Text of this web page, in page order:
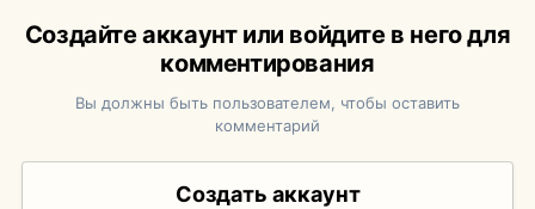
Создайте аккаунт или войдите в него для
комментирования
Вы должны быть пользователем, чтобы оставить
комментарий
Создать аккаунт